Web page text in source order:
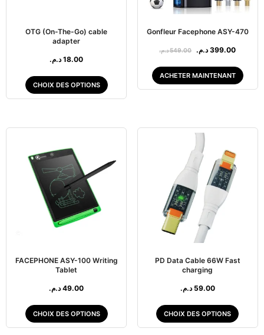
OTG (On-The-Go) cable
adapter
18.00 د.م.
CHOIX DES OPTIONS
Gonfleur Facephone ASY-470
549.00د.م. 399.00 د.م.
ACHETER MAINTENANT
FACEPHONE ASY-100 Writing
Tablet
49.00 د.م.
CHOIX DES OPTIONS
PD Data Cable 66W Fast
charging
59.00 د.م.
CHOIX DES OPTIONS